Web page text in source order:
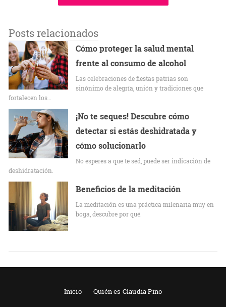
Posts relacionados
Cómo proteger la salud mental
frente al consumo de alcohol
Las celebraciones de fiestas patrias son
sinónimo de alegría, unión y tradiciones que
fortalecen los…
¡No te seques! Descubre cómo
detectar si estás deshidratada y
cómo solucionarlo
No esperes a que te sed, puede ser indicación de
deshidratación.
Beneficios de la meditación
La meditación es una práctica milenaria muy en
boga, descubre por qué.
Inicio Quién es Claudia Pino